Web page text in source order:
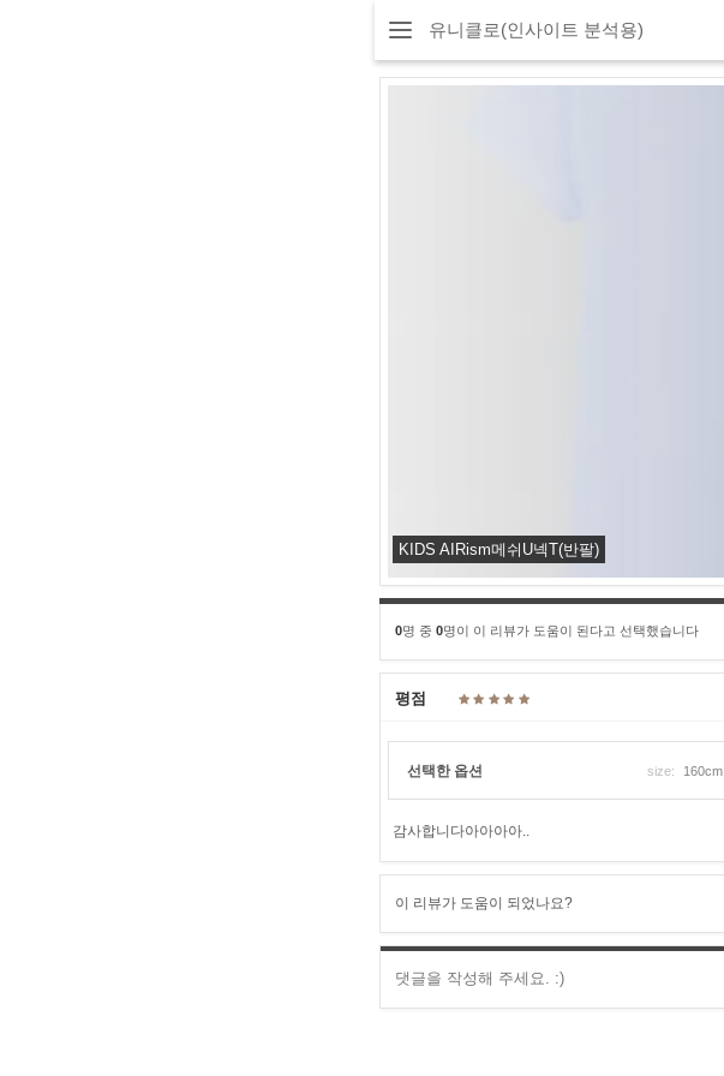
유니클로(인사이트 분석용)
KIDS AIRism메쉬U넥T(반팔)
0명 중 0명이 이 리뷰가 도움이 된다고 선택했습니다
평점
선택한 옵션 size: 160cm
감사합니다아아아아..
이 리뷰가 도움이 되었나요?